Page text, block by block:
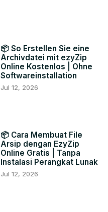
📦 So Erstellen Sie eine
Archivdatei mit ezyZip
Online Kostenlos | Ohne
Softwareinstallation
Jul 12, 2026
📦 Cara Membuat File
Arsip dengan EzyZip
Online Gratis | Tanpa
Instalasi Perangkat Lunak
Jul 12, 2026